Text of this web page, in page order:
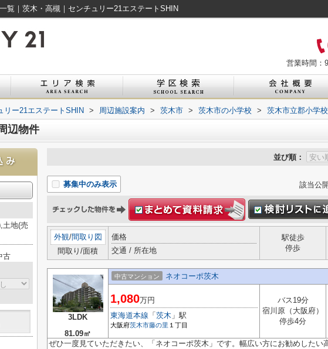
覧｜茨木・高槻｜センチュリー21エステートSHIN
営業時間：
リー21エステートSHIN > 周辺施設案内 > 茨木市 > 茨木市の小学校 > 茨木市立郡小学校
辺物件
並び順：
募集中のみ表示 該当公
外観/間取り図
間取り/面積
価格
交通 / 所在地
駅徒歩
停歩
3LDK
81.09㎡
中古マンション ネオコーポ茨木
1,080万円
東海道本線 「 茨木 」駅
大阪府茨木市藤の里 １丁目
バス19分
宿川原（大阪府）
停歩4分
ぜひ一度見ていただきたい、「ネオコーポ茨木」です。幅広い方にお勧めしたい
土地(売
古